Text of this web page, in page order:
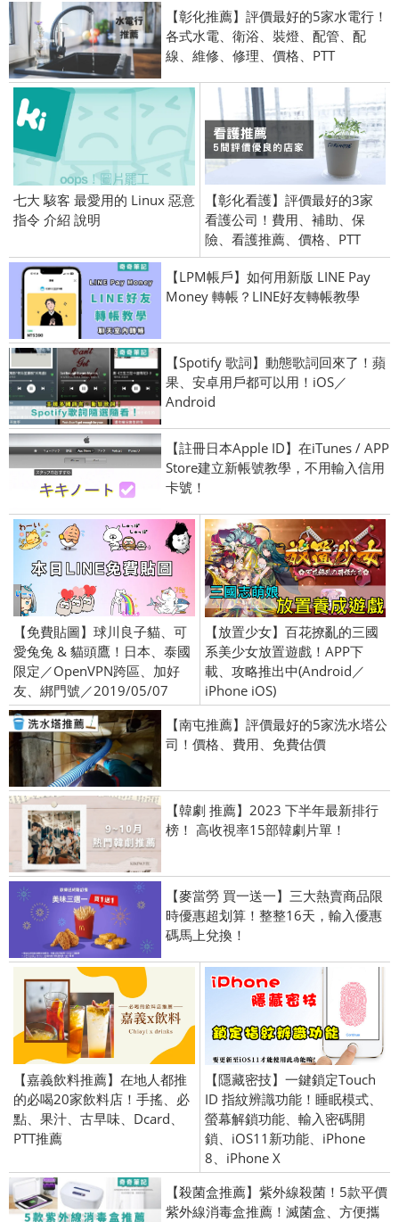
【彰化推薦】評價最好的5家水電行！
各式水電、衛浴、裝燈、配管、配
線、維修、修理、價格、PTT
七大 駭客 最愛用的 Linux 惡意
指令 介紹 說明
【彰化看護】評價最好的3家
看護公司！費用、補助、保
險、看護推薦、價格、PTT
【LPM帳戶】如何用新版 LINE Pay
Money 轉帳？LINE好友轉帳教學
【Spotify 歌詞】動態歌詞回來了！蘋
果、安卓用戶都可以用！iOS／
Android
【註冊日本Apple ID】在iTunes / APP
Store建立新帳號教學，不用輸入信用
卡號！
【免費貼圖】球川良子貓、可
愛兔兔 & 貓頭鷹！日本、泰國
限定／OpenVPN跨區、加好
友、綁門號／2019/05/07
【放置少女】百花撩亂的三國
系美少女放置遊戲！APP下
載、攻略推出中(Android／
iPhone iOS)
【南屯推薦】評價最好的5家洗水塔公
司！價格、費用、免費估價
【韓劇 推薦】2023 下半年最新排行
榜！ 高收視率15部韓劇片單！
【麥當勞 買一送一】三大熱賣商品限
時優惠超划算！整整16天，輸入優惠
碼馬上兌換！
【嘉義飲料推薦】在地人都推
的必喝20家飲料店！手搖、必
點、果汁、古早味、Dcard、
PTT推薦
【隱藏密技】一鍵鎖定Touch
ID 指紋辨識功能！睡眠模式、
螢幕解鎖功能、輸入密碼開
鎖、iOS11新功能、iPhone
8、iPhone X
【殺菌盒推薦】紫外線殺菌！5款平價
紫外線消毒盒推薦！滅菌盒、方便攜